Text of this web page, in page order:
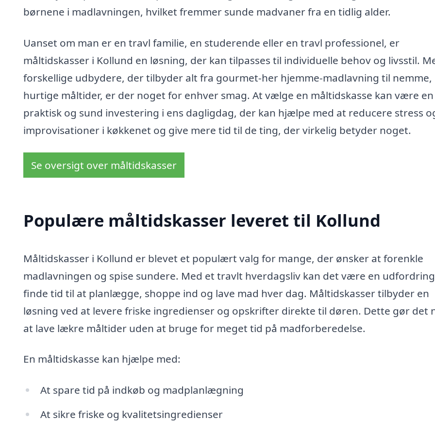
børnene i madlavningen, hvilket fremmer sunde madvaner fra en tidlig alder.
Uanset om man er en travl familie, en studerende eller en travl professionel, er
måltidskasser i Kollund en løsning, der kan tilpasses til individuelle behov og livsstil.
forskellige udbydere, der tilbyder alt fra gourmet-her hjemme-madlavning til nemme,
hurtige måltider, er der noget for enhver smag. At vælge en måltidskasse kan være en
praktisk og sund investering i ens dagligdag, der kan hjælpe med at reducere stress
improvisationer i køkkenet og give mere tid til de ting, der virkelig betyder noget.
Se oversigt over måltidskasser
Populære måltidskasser leveret til Kollund
Måltidskasser i Kollund er blevet et populært valg for mange, der ønsker at forenkle
madlavningen og spise sundere. Med et travlt hverdagsliv kan det være en
finde tid til at planlægge, shoppe ind og lave mad hver dag. Måltidskasser tilbyder en
løsning ved at levere friske ingredienser og opskrifter direkte til døren. Dette gør det
at lave lækre måltider uden at bruge for meget tid på madforberedelse.
En måltidskasse kan hjælpe med:
At spare tid på indkøb og madplanlægning
At sikre friske og kvalitetsingredienser